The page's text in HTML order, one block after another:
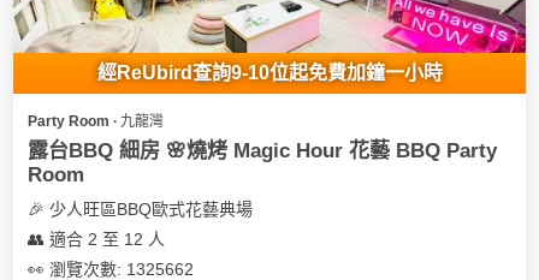
經ReUbird查詢9-10位起免費加鐘一小時
Party Room ∙ 九龍灣
露台BBQ 細房 🌸燒烤 Magic Hour 花藝 BBQ Party
Room
🎉 少人旺區BBQ歐式花藝典場
👥 適合 2 至 12 人
👀 瀏覽次數: 1325662